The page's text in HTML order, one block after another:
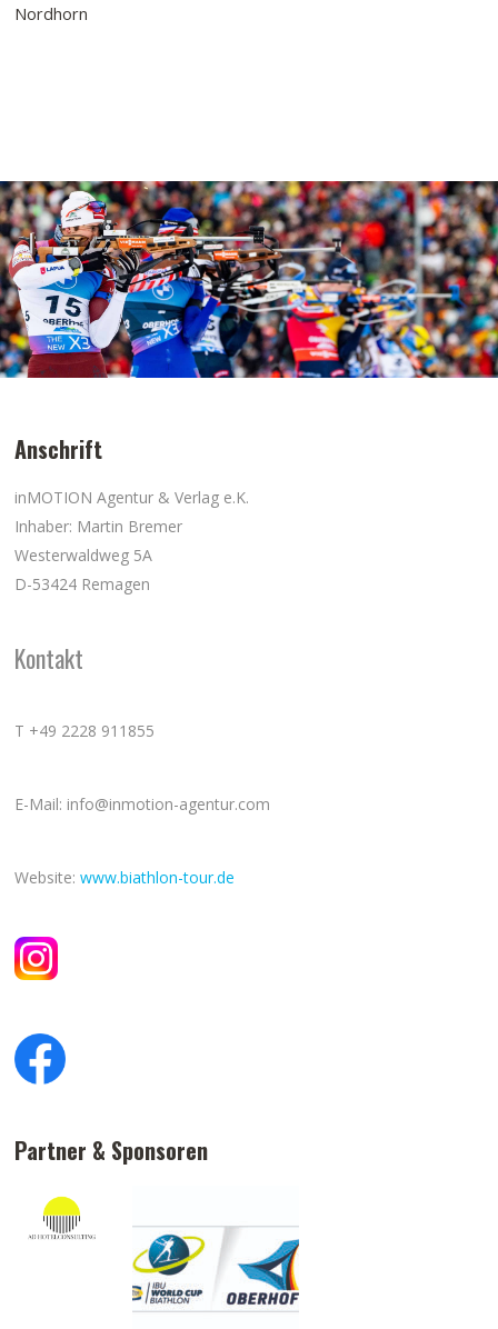
Nordhorn
Anschrift
inMOTION Agentur & Verlag e.K.
Inhaber: Martin Bremer
Westerwaldweg 5A
D-53424 Remagen
Kontakt
T +49 2228 911855
E-Mail: info@inmotion-agentur.com
Website:www.biathlon-tour.de
Partner & Sponsoren